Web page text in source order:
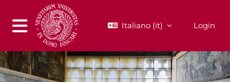
Vai al contenuto principale
Pannello laterale
Italiano ‎(it)‎ Login